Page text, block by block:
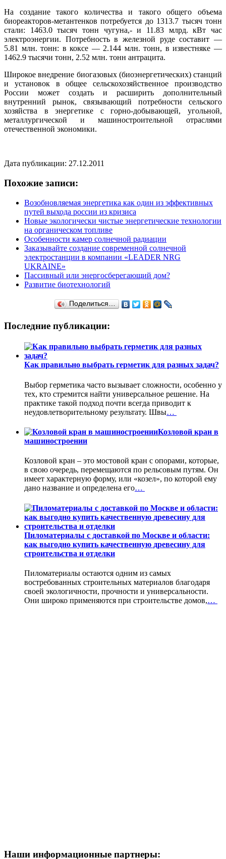
На создание такого количества и такого общего объема
биореакторов-метантенков потребуется до 1313.7 тысяч тонн
стали: 1463.0 тысяч тонн чугуна,- и 11.83 млрд. кВт час
электроэнергии. Потребность в железной руде составит —
5.81 млн. тонн: в коксе — 2.144 млн. тонн, в известняке —
1462.9 тысячи тонн, 2.52 млн. тонн антрацита.
Широкое внедрение биогазовых (биоэнергетических) станций
и установок в общее сельскохозяйственное производство
России может создать и расширить дополнительный
внутренний рынок, связывающий потребности сельского
хозяйства в энергетике с горно-добывающей, угольной,
металлургической и машиностроительной отраслями
отечественной экономики.
Дата публикации: 27.12.2011
Похожие записи:
Возобновляемая энергетика как один из эффективных
путей выхода россии из кризиса
Новые экологически чистые энергетические технологии
на органическом топливе
Особенности камер солнечной радиации
Заказывайте создание современной солнечной
электростанции в компании «LEADER NRG
UKRAINE»
Пассивный или энергосберегающий дом?
Развитие биотехнологий
Поделиться…
Последние публикации:
Как правильно выбрать герметик для разных задач?
Выбор герметика часто вызывает сложности, особенно у
тех, кто стремится найти универсальное решение. На
практике такой подход почти всегда приводит к
неудовлетворительному результату. Швы…
Козловой кран в
машиностроении
Козловой кран – это мостовой кран с опорами, которые,
в свою очередь, перемещаются по рельсовым путям. Он
имеет характерную форму, или «козел», по которой ему
дано название и определена его…
Пиломатериалы с доставкой по Москве и области:
как выгодно купить качественную древесину для
строительства и отделки
Пиломатериалы остаются одним из самых
востребованных строительных материалов благодаря
своей экологичности, прочности и универсальности.
Они широко применяются при строительстве домов,…
Наши информационные партнеры: